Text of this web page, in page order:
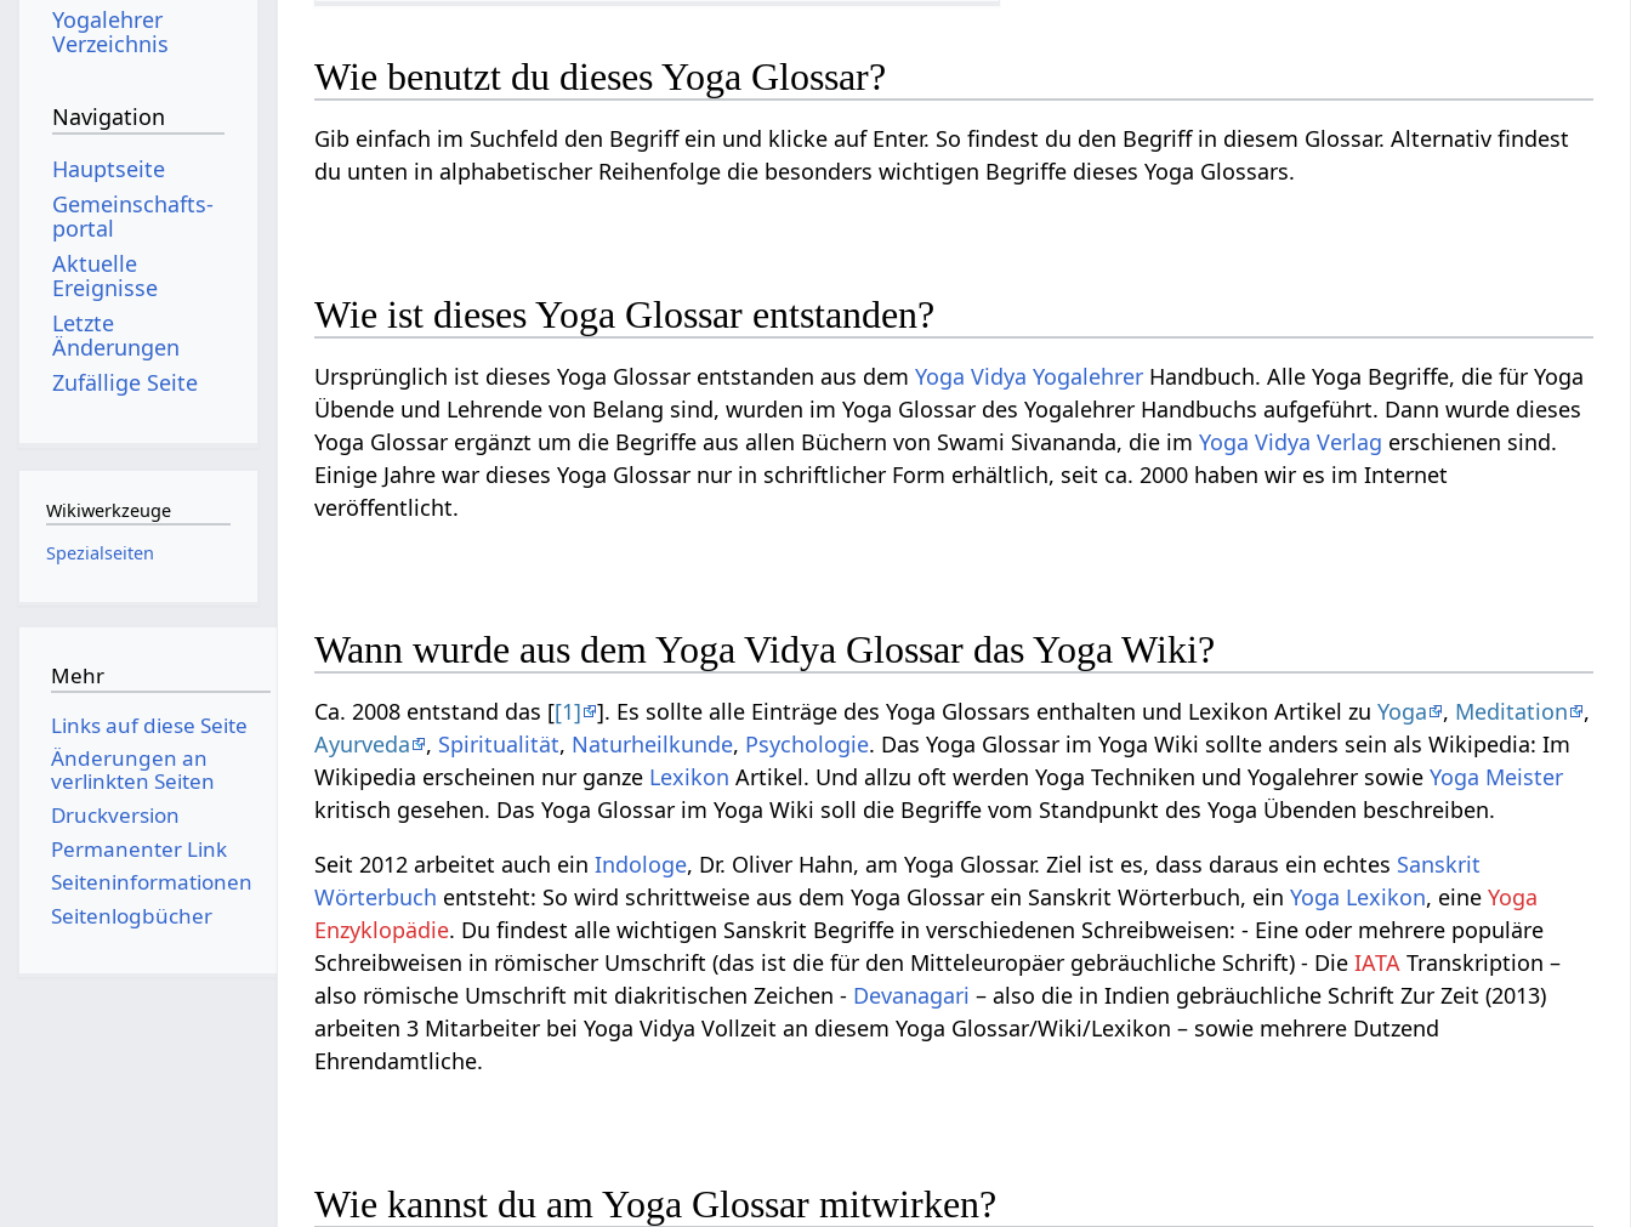
Wie benutzt du dieses Yoga Glossar?
Gib einfach im Suchfeld den Begriff ein und klicke auf Enter. So findest du den Begriff in diesem Glossar. Alternativ findest
du unten in alphabetischer Reihenfolge die besonders wichtigen Begriffe dieses Yoga Glossars.
Wie ist dieses Yoga Glossar entstanden?
Ursprünglich ist dieses Yoga Glossar entstanden aus demYoga Vidya Yogalehrer Handbuch. Alle Yoga Begriffe, die für Yoga
Übende und Lehrende von Belang sind, wurden im Yoga Glossar des Yogalehrer Handbuchs aufgeführt. Dann wurde dieses
Yoga Glossar ergänzt um die Begriffe aus allen Büchern von Swami Sivananda, die imYoga Vidya Verlag erschienen sind.
Einige Jahre war dieses Yoga Glossar nur in schriftlicher Form erhältlich, seit ca. 2000 haben wir es im Internet
veröffentlicht.
Wann wurde aus dem Yoga Vidya Glossar das Yoga Wiki?
Ca. 2008 entstand das [[1] ]. Es sollte alle Einträge des Yoga Glossars enthalten und Lexikon Artikel zuYoga , Meditation
,
Ayurveda
, Spiritualität, Naturheilkunde, Psychologie. Das Yoga Glossar im Yoga Wiki sollte anders sein als Wikipedia: Im
Wikipedia erscheinen nur ganze Lexikon Artikel. Und allzu oft werden Yoga Techniken und Yogalehrer sowieYoga Meister
kritisch gesehen. Das Yoga Glossar im Yoga Wiki soll die Begriffe vom Standpunkt des Yoga Übenden beschreiben.
Seit 2012 arbeitet auch einIndologe, Dr. Oliver Hahn, am Yoga Glossar. Ziel ist es, dass daraus ein echtes Sanskrit
Wörterbuch entsteht: So wird schrittweise aus dem Yoga Glossar ein Sanskrit Wörterbuch, einYoga Lexikon, eineYoga
Enzyklopädie. Du findest alle wichtigen Sanskrit Begriffe in verschiedenen Schreibweisen: - Eine oder mehrere populäre
Schreibweisen in römischer Umschrift (das ist die für den Mitteleuropäer gebräuchliche Schrift) - DieIATA Transkription –
also römische Umschrift mit diakritischen Zeichen - Devanagari – also die in Indien gebräuchliche Schrift Zur Zeit (2013)
arbeiten 3 Mitarbeiter bei Yoga Vidya Vollzeit an diesem Yoga Glossar/Wiki/Lexikon – sowie mehrere Dutzend
Ehrendamtliche.
Wie kannst du am Yoga Glossar mitwirken?
Yogalehrer
Verzeichnis
Navigation
Hauptseite
Gemeinschafts­
portal
Aktuelle
Ereignisse
Letzte
Änderungen
Zufällige Seite
Wikiwerkzeuge
Spezialseiten
Mehr
Links auf diese Seite
Änderungen an
verlinkten Seiten
Druckversion
Permanenter Link
Seiten­­informationen
Seitenlogbücher